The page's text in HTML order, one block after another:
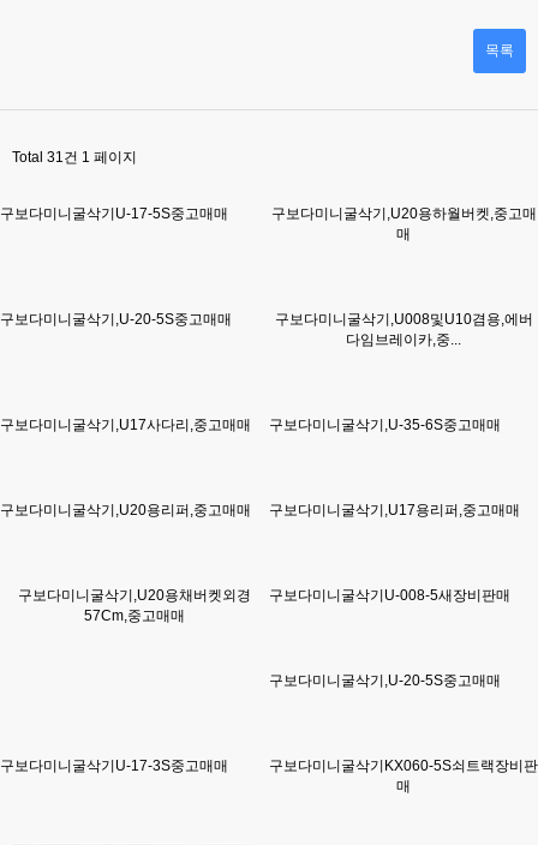
목록
Total 31건 1 페이지
구보다미니굴삭기U-17-5S중고매매
구보다미니굴삭기,U20용하월버켓,중고매
매
구보다미니굴삭기,U-20-5S중고매매
구보다미니굴삭기,U008및U10겸용,에버
다임브레이카,중...
구보다미니굴삭기,U17사다리,중고매매 구보다미니굴삭기,U-35-6S중고매매
구보다미니굴삭기,U20용리퍼,중고매매 구보다미니굴삭기,U17용리퍼,중고매매
구보다미니굴삭기,U20용채버켓외경
57Cm,중고매매
구보다미니굴삭기U-008-5새장비판매
구보다미니굴삭기,U-20-5S중고매매
구보다미니굴삭기U-17-3S중고매매
구보다미니굴삭기KX060-5S쇠트랙장비판
매